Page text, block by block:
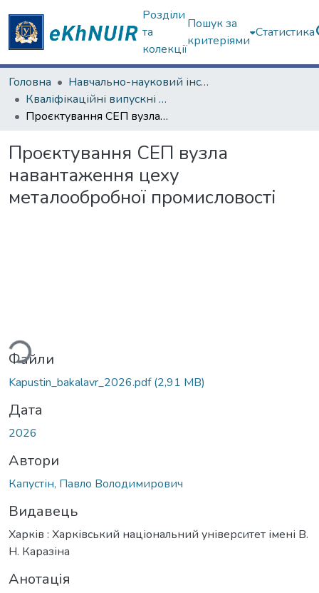
Розділи
та
колекції
Пошук за
критеріями
Статистика
Головна
Навчально-науковий інститут «Українська інженерно-педагогічна академія»
Кваліфікаційні випускні роботи бакалаврів. Навчально-науковий інститут «Українська інженерно-педагогічна академія»
Проєктування СЕП вузла навантаження цеху металообробної промисловості
Проєктування СЕП вузла
навантаження цеху
металообробної промисловості
Файли
Kapustin_bakalavr_2026.pdf(2,91 MB)
Дата
2026
Автори
Капустін, Павло Володимирович
Видавець
Харків : Харківський національний університет імені В.
Н. Каразіна
Анотація